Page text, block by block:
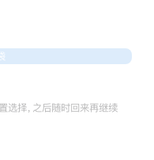
选择，之后随时回来再继续